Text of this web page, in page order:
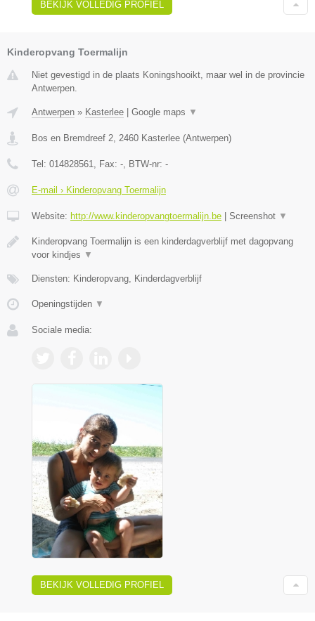
BEKIJK VOLLEDIG PROFIEL
Kinderopvang Toermalijn
Niet gevestigd in de plaats Koningshooikt, maar wel in de provincie
Antwerpen.
Antwerpen » Kasterlee | Google maps ▼
Bos en Bremdreef 2 2460 Kasterlee (Antwerpen)
Tel: 014828561 , Fax: - , BTW-nr: -
E-mail › Kinderopvang Toermalijn
Website: http://www.kinderopvangtoermalijn.be | Screenshot ▼
Kinderopvang Toermalijn is een kinderdagverblijf met dagopvang
voor kindjes ▼
Diensten: Kinderopvang, Kinderdagverblijf
Openingstijden ▼
Sociale media:
BEKIJK VOLLEDIG PROFIEL